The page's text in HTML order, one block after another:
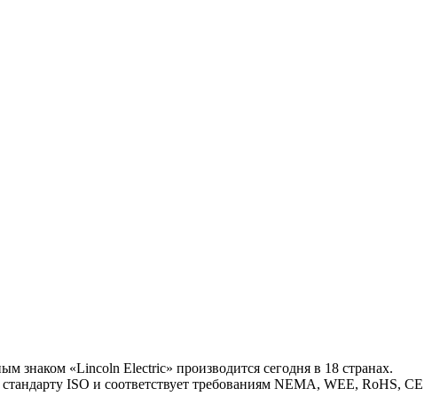
«Lincoln Electric» производится сегодня в 18 странах.
ISO и соответствует требованиям NEMA, WEE, RoHS, CE